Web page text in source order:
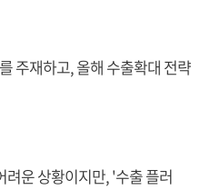
주재하고, 올해 수출확대 전략
려운 상황이지만, '수출 플러